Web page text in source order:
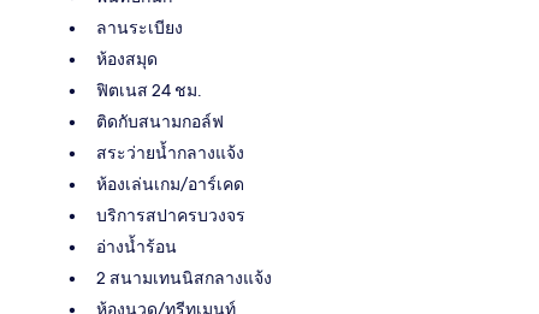
ลานระเบียง
ห้องสมุด
ฟิตเนส 24 ชม.
ติดกับสนามกอล์ฟ
สระว่ายน้ำกลางแจ้ง
ห้องเล่นเกม/อาร์เคด
บริการสปาครบวงจร
อ่างน้ำร้อน
2 สนามเทนนิสกลางแจ้ง
ห้องนวด/ทรีทเมนท์